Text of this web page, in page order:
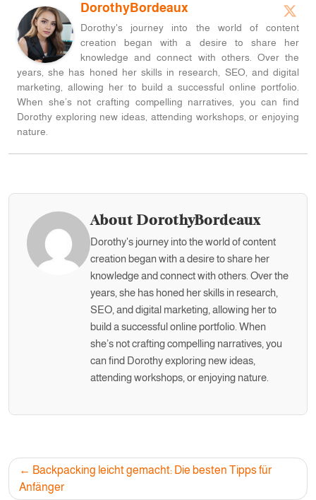
DorothyBordeaux
Dorothy's journey into the world of content
creation began with a desire to share her
knowledge and connect with others. Over the
years, she has honed her skills in research, SEO, and digital
marketing, allowing her to build a successful online portfolio.
When she’s not crafting compelling narratives, you can find
Dorothy exploring new ideas, attending workshops, or enjoying
nature.
About DorothyBordeaux
Dorothy's journey into the world of content
creation began with a desire to share her
knowledge and connect with others. Over the
years, she has honed her skills in research,
SEO, and digital marketing, allowing her to
build a successful online portfolio. When
she’s not crafting compelling narratives, you
can find Dorothy exploring new ideas,
attending workshops, or enjoying nature.
Post
navigation
Backpacking leicht gemacht: Die besten Tipps für
Anfänger